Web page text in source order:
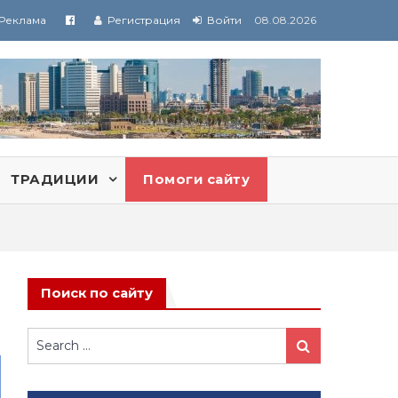
Реклама Регистрация Войти 08.08.2026
ТРАДИЦИИ Помоги сайту
Поиск по сайту
Search
for:
Search